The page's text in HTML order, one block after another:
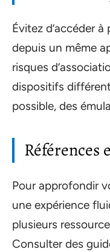
Évitez d’accéder
depuis un même
risques
dispositifs
possible, des
Références
Pour approfondir
une expérience
plusieurs
Consulter des